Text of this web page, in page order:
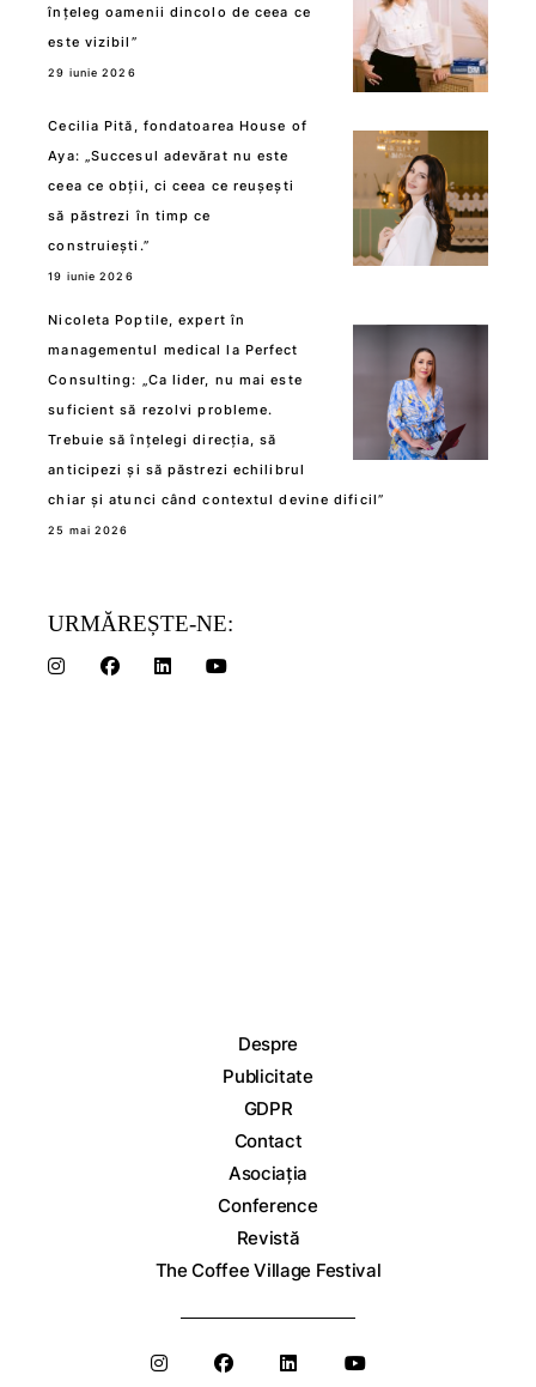
înțeleg oamenii dincolo de ceea ce
este vizibil”
29 iunie 2026
Cecilia Pită, fondatoarea House of
Aya: „Succesul adevărat nu este
ceea ce obții, ci ceea ce reușești
să păstrezi în timp ce
construiești.”
19 iunie 2026
Nicoleta Poptile, expert în
managementul medical la Perfect
Consulting: „Ca lider, nu mai este
suficient să rezolvi probleme.
Trebuie să înțelegi direcția, să
anticipezi și să păstrezi echilibrul
chiar și atunci când contextul devine dificil”
25 mai 2026
URMĂREȘTE-NE:
Despre
Publicitate
GDPR
Contact
Asociația
Conference
Revistă
The Coffee Village Festival